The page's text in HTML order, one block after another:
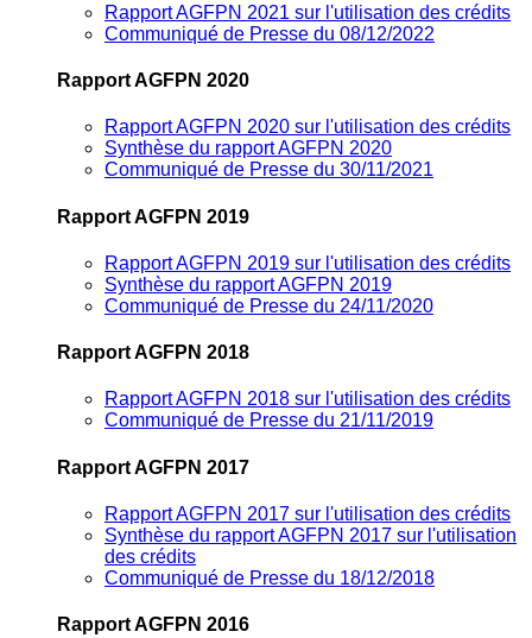
Rapport AGFPN 2021 sur l'utilisation des crédits
Communiqué de Presse du 08/12/2022
Rapport AGFPN 2020
Rapport AGFPN 2020 sur l'utilisation des crédits
Synthèse du rapport AGFPN 2020
Communiqué de Presse du 30/11/2021
Rapport AGFPN 2019
Rapport AGFPN 2019 sur l'utilisation des crédits
Synthèse du rapport AGFPN 2019
Communiqué de Presse du 24/11/2020
Rapport AGFPN 2018
Rapport AGFPN 2018 sur l'utilisation des crédits
Communiqué de Presse du 21/11/2019
Rapport AGFPN 2017
Rapport AGFPN 2017 sur l'utilisation des crédits
Synthèse du rapport AGFPN 2017 sur l'utilisation
des crédits
Communiqué de Presse du 18/12/2018
Rapport AGFPN 2016